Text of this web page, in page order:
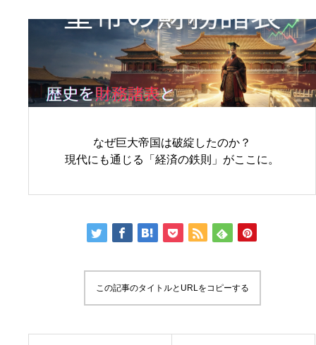
なぜ巨大帝国は破綻したのか？
現代にも通じる「経済の鉄則」がここに。
この記事のタイトルとURLをコピーする